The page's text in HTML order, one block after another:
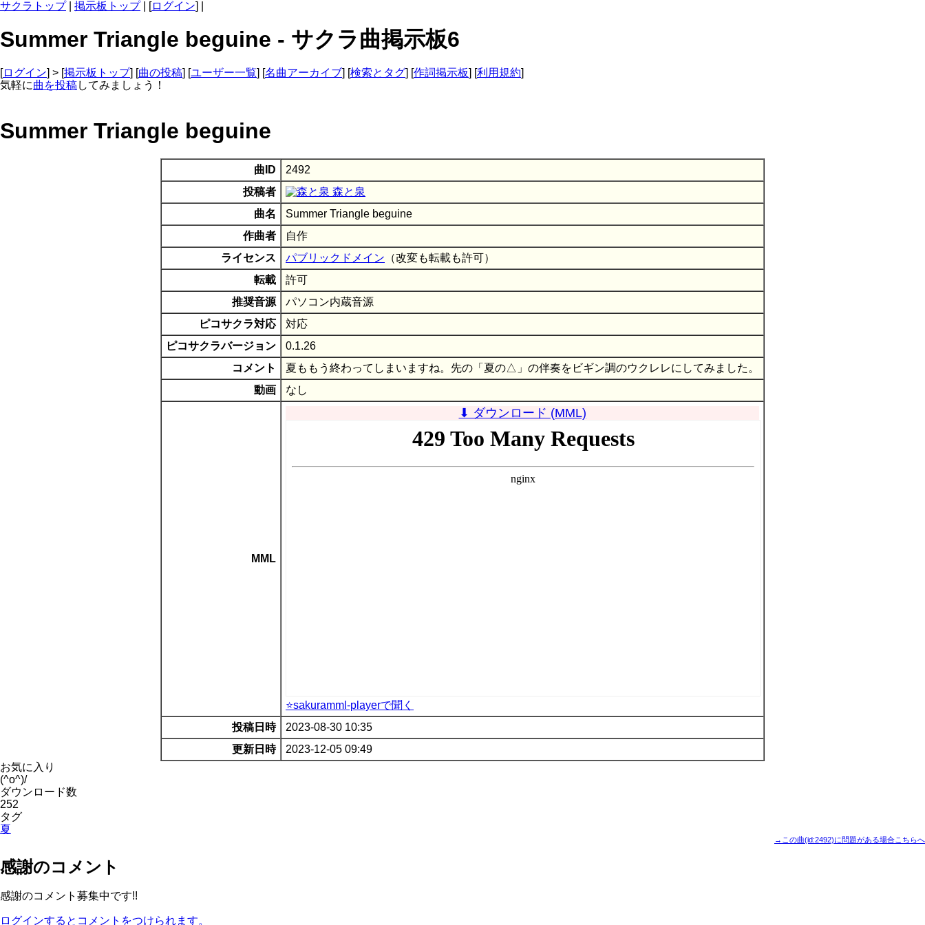
サクラトップ| 掲示板トップ| [ログイン] |
Summer Triangle beguine - サクラ曲掲示板6
[ログイン] > [掲示板トップ] [曲の投稿] [ユーザー一覧] [名曲アーカイブ] [検索とタグ] [作詞掲示板] [利用規約]
気軽に曲を投稿してみましょう！
Summer Triangle beguine
曲ID
2492
投稿者
森と泉
曲名
Summer Triangle beguine
作曲者
自作
ライセンス
パブリックドメイン （改変も転載も許可）
転載
許可
推奨音源
パソコン内蔵音源
ピコサクラ対応
対応
ピコサクラバージョン
0.1.26
コメント
夏ももう終わってしまいますね。先の「夏の△」の伴奏をビギン調のウクレレにしてみました。
動画
なし
MML
⬇ ダウンロード (MML)
⭐sakuramml-playerで聞く
投稿日時
2023-08-30 10:35
更新日時
2023-12-05 09:49
お気に入り
(^o^)/
ダウンロード数
252
タグ
夏
→この曲(id:2492)に問題がある場合こちらへ
感謝のコメント
感謝のコメント募集中です!!
ログインするとコメントをつけられます。